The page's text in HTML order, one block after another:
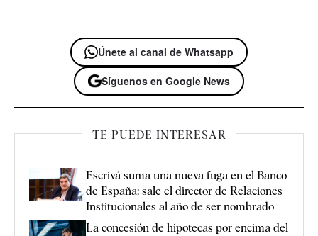
Únete al canal de Whatsapp
Síguenos en Google News
TE PUEDE INTERESAR
Escrivá suma una nueva fuga en el Banco
de España: sale el director de Relaciones
Institucionales al año de ser nombrado
La concesión de hipotecas por encima del